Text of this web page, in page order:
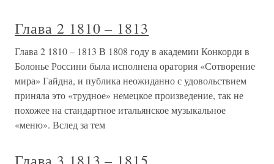
Глава 2 1810 – 1813
Глава 2 1810 – 1813 В 1808 году в академии Конкорди в
Болонье Россини была исполнена оратория «Сотворение
мира» Гайдна, и публика неожиданно с удовольствием
приняла это «трудное» немецкое произведение, так не
похожее на стандартное итальянское музыкальное
«меню». Вслед за тем